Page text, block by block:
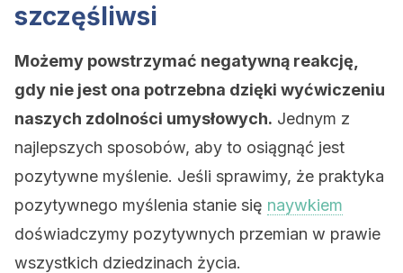
szczęśliwsi
Możemy powstrzymać negatywną reakcję,
gdy nie jest ona potrzebna dzięki wyćwiczeniu
naszych zdolności umysłowych. Jednym z
najlepszych sposobów, aby to osiągnąć jest
pozytywne myślenie. Jeśli sprawimy, że praktyka
pozytywnego myślenia stanie się naywkiem
doświadczymy pozytywnych przemian w prawie
wszystkich dziedzinach życia.